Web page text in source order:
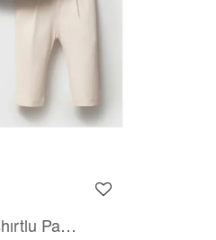
Ceketli Sweatshırtlu Pantolonlu Takım